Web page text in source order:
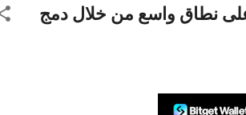
نطاق واسع من خلال دمج